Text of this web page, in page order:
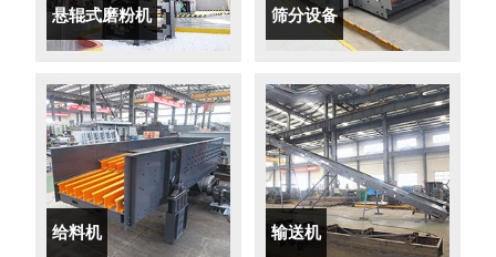
悬辊式磨粉机 筛分设备
给料机 输送机